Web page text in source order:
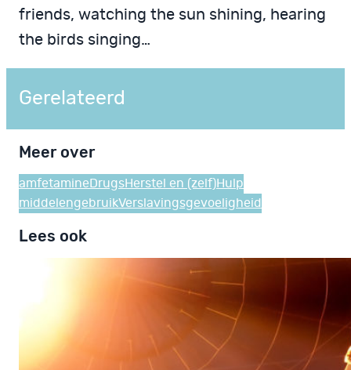
friends, watching the sun shining, hearing
the birds singing…
Gerelateerd
Meer over
amfetamine DrugsHerstel en (zelf)Hulp
middelengebruikVerslavingsgevoeligheid
Lees ook